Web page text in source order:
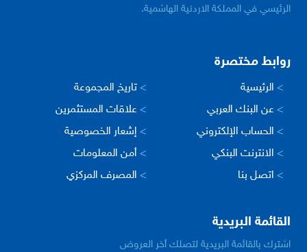
الرئيسي في المملكة الاردنية الهاشمية.
روابط مختصرة
> الرئيسية > تاريخ المجموعة
> عن البنك العربي > علاقات المستثمرين
> الحساب الإلكتروني > إشعار الخصوصية
> الانترنت البنكي > أمن المعلومات
> اتصل بنا > المصرف المركزي
القائمة البريدية
اشترك بالقائمة البريدية لتصلك أخر العروض